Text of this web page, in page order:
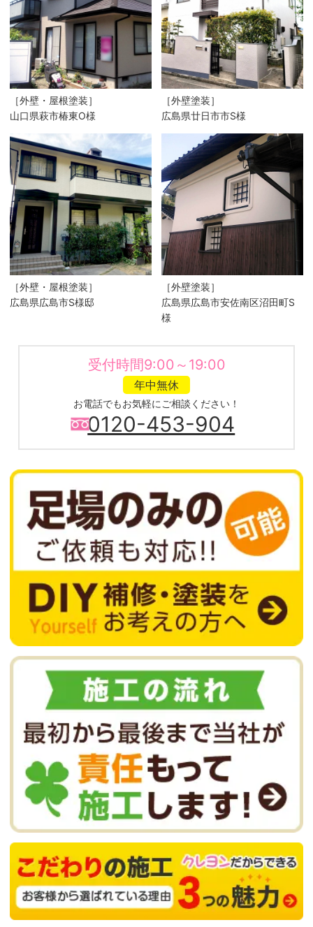
［外壁・屋根塗装］
山口県萩市椿東O様
［外壁塗装］
広島県廿日市市S様
［外壁・屋根塗装］
広島県広島市S様邸
［外壁塗装］
広島県広島市安佐南区沼田町S
様
受付時間9:00～19:00
年中無休
お電話でもお気軽にご相談ください！
0120-453-904